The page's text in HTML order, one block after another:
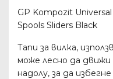
GP Kompozit
Spools Sliders Black
Тапи за вилка,
може лесно да
надолу, за да